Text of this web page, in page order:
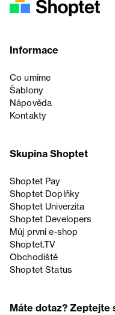
Informace
Co umíme
Šablony
Nápověda
Kontakty
Skupina Shoptet
Shoptet Pay
Shoptet Doplňky
Shoptet Univerzita
Shoptet Developers
Můj první e-shop
Shoptet.TV
Obchodiště
Shoptet Status
Máte dotaz? Zeptejte